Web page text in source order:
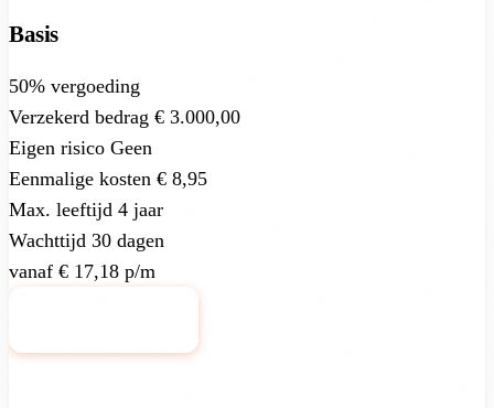
Basis
50% vergoeding
Verzekerd bedrag € 3.000,00
Eigen risico Geen
Eenmalige kosten € 8,95
Max. leeftijd 4 jaar
Wachttijd 30 dagen
vanaf € 17,18 p/m